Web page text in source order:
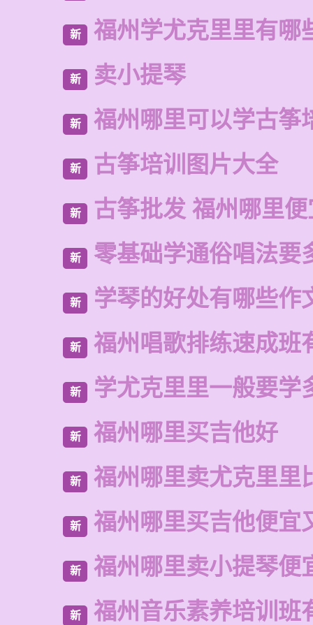
新 福州学尤克里里有哪
新 卖小提琴
新 福州哪里可以学古筝
新 古筝培训图片大全
新 古筝批发 福州哪里
新 零基础学通俗唱法要
新 学琴的好处有哪些作
新 福州唱歌排练速成班
新 学尤克里里一般要学
新 福州哪里买吉他好
新 福州哪里卖尤克里里
新 福州哪里买吉他便宜
新 福州哪里卖小提琴便
新 福州音乐素养培训班